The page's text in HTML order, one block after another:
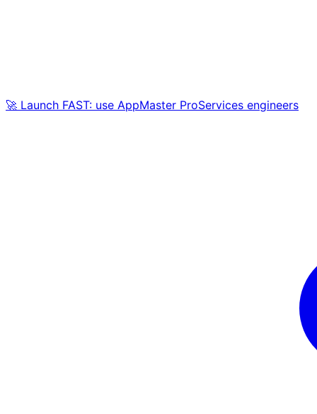
🚀 Launch FAST: use AppMaster ProServices engineers